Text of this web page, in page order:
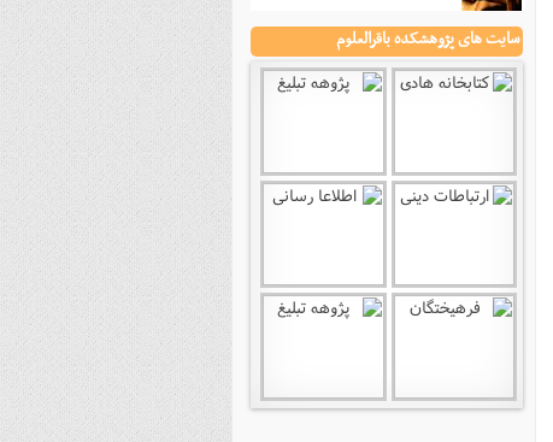
نصیریه (شیعی)
سایر فرق شیعی
سایت های پژوهشکده باقرالعلوم